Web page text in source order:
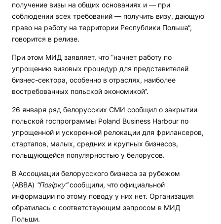
получение визы на общих основаниях и — при
соблюдении всех требований — получить визу, дающую
право на работу на территории Республики Польша“,
говорится в релизе.
При этом МИД заявляет, что “начнет работу по
упрощению визовых процедур для представителей
бизнес-сектора, особенно в отраслях, наиболее
востребованных польской экономикой“.
26 января ряд белорусских СМИ сообщил о закрытии
польской госпрограммы Poland Business Harbour по
упрощенной и ускоренной релокации для фрилансеров,
стартапов, малых, средних и крупных бизнесов,
польщующейся популярностью у белорусов.
В Ассоциации белорусского бизнеса за рубежом
(ABBA) “Позірку”сообщили, что официальной
информации по этому поводу у них нет. Организация
обратилась с соответствующим запросом в МИД
Польши.